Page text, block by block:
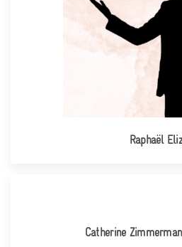
Raphaël
Catherine